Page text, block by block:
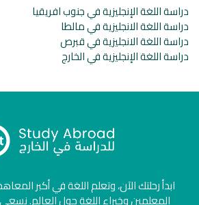
دراسة اللغة الإنجليزية في جنوب افريقيا
دراسة اللغة الانجليزية في مالطا
دراسة اللغة الانجليزية في قبرص
دراسة اللغة الإنجليزية في الخارج
ابدأ رحلتك الآن، وتعلم اللغة في أكبر
المعلمين وخبراء اللغة حول العالم.